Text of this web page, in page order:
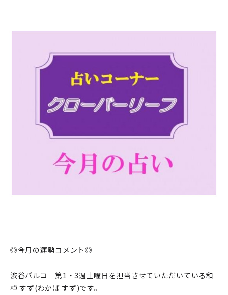
◎今月の運勢コメント◎
渋谷パルコ 第1・3週土曜日を担当させていただいている和
樺 すず(わかば すず)です。